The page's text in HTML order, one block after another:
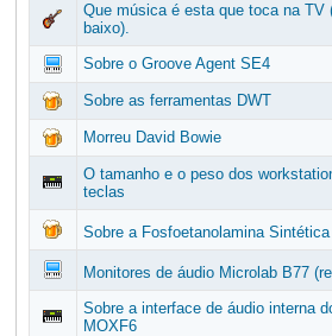
Que música é esta que toca na TV
baixo).
Sobre o Groove Agent SE4
Sobre as ferramentas DWT
Morreu David Bowie
O tamanho e o peso dos
teclas
Sobre a Fosfoetanolamina Sintética
Monitores de áudio Microlab B77
Sobre a interface de áudio interna
MOXF6